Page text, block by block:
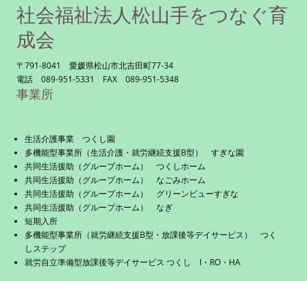
社会福祉法人松山手をつなぐ育
成会
〒791-8041 愛媛県松山市北吉田町77-34
電話 089-951-5331 FAX 089-951-5348
事業所
生活介護事業 つくし園
多機能型事業所（生活介護・就労継続支援B型） すぎな園
共同生活援助（グループホーム） つくしホーム
共同生活援助（グループホーム） なごみホーム
共同生活援助（グループホーム） グリーンビューすぎな
共同生活援助（グループホーム） なぎ
短期入所
多機能型事業所（就労継続支援B型・放課後等デイサービス） つく
しステップ
就労自立準備型放課後等デイサービス つくし I・RO・HA